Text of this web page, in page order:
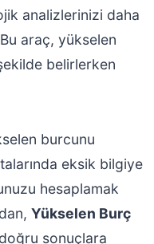
analizlerinizi daha
araç, yükselen
belirlerken
burcunu
eksik bilgiye
hesaplamak
Yükselen Burç
sonuçlara